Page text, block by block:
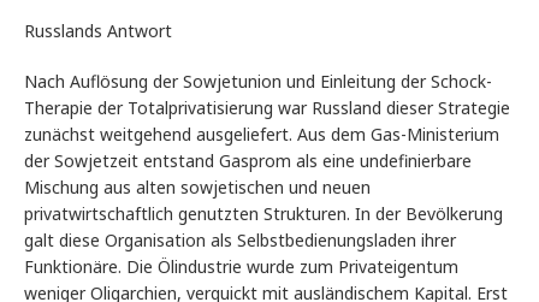
Russlands Antwort
Nach Auflösung der Sowjetunion und Einleitung der Schock-
Therapie der Totalprivatisierung war Russland dieser Strategie
zunächst weitgehend ausgeliefert. Aus dem Gas-Ministerium
der Sowjetzeit entstand Gasprom als eine undefinierbare
Mischung aus alten sowjetischen und neuen
privatwirtschaftlich genutzten Strukturen. In der Bevölkerung
galt diese Organisation als Selbstbedienungsladen ihrer
Funktionäre. Die Ölindustrie wurde zum Privateigentum
weniger Oligarchien, verquickt mit ausländischem Kapital. Erst